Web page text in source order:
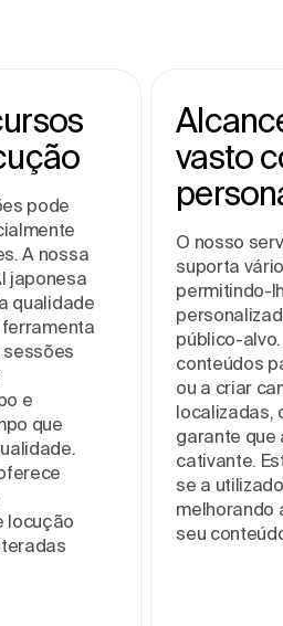
pode
A nossa
japonesa
qualidade
sessões
e
que
locução
vasto
O nosso
suporta
permitindo-
público-
conteúdos
ou a criar
localizadas,
garante que
cativante.
se a
melhorando
seu